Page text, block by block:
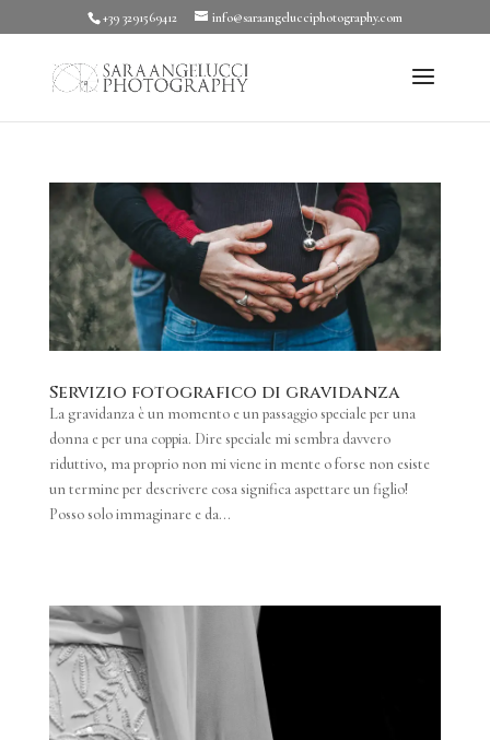
+39 3291569412 info@saraangelucciphotography.com
Servizio fotografico di gravidanza
La gravidanza è un momento e un passaggio speciale per una
donna e per una coppia. Dire speciale mi sembra davvero
riduttivo, ma proprio non mi viene in mente o forse non esiste
un termine per descrivere cosa significa aspettare un figlio!
Posso solo immaginare e da...